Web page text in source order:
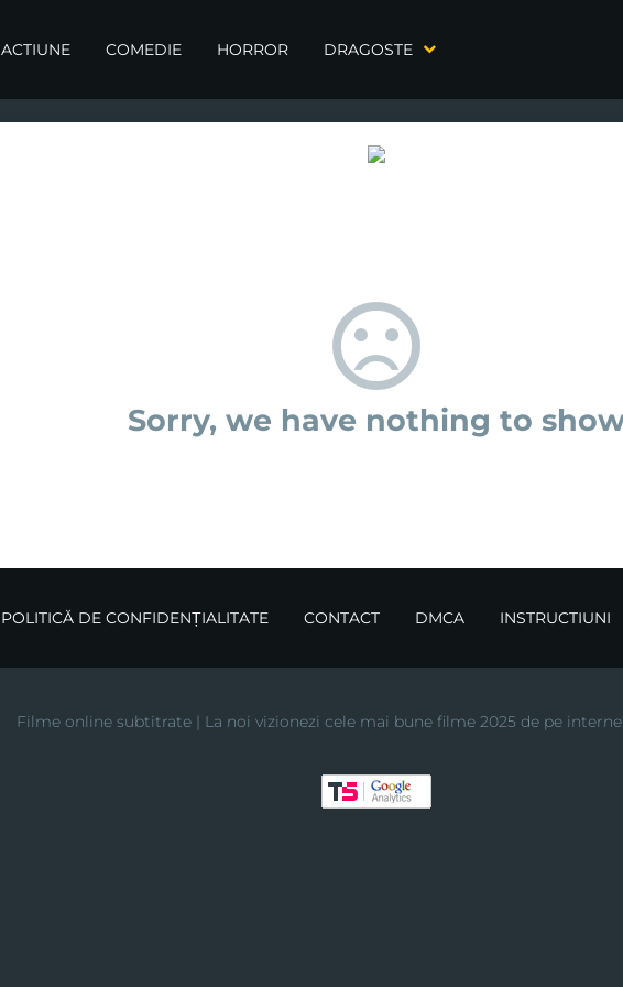
ACTIUNE COMEDIE HORROR DRAGOSTE
Sorry, we have nothing to
POLITICĂ DE CONFIDENȚIALITATE CONTACT DMCA INSTRUCTIUNI
Filme online subtitrate | La noi vizionezi cele mai bune filme 2025 de pe